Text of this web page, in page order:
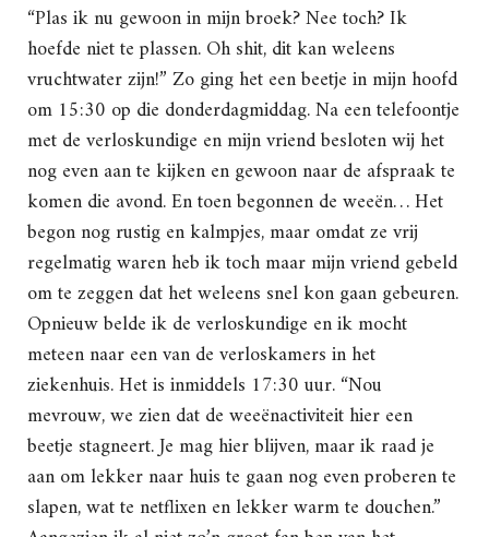
“Plas ik nu gewoon in mijn broek? Nee toch? Ik
hoefde niet te plassen. Oh shit, dit kan weleens
vruchtwater zijn!” Zo ging het een beetje in mijn hoofd
om 15:30 op die donderdagmiddag. Na een telefoontje
met de verloskundige en mijn vriend besloten wij het
nog even aan te kijken en gewoon naar de afspraak te
komen die avond. En toen begonnen de weeën… Het
begon nog rustig en kalmpjes, maar omdat ze vrij
regelmatig waren heb ik toch maar mijn vriend gebeld
om te zeggen dat het weleens snel kon gaan gebeuren.
Opnieuw belde ik de verloskundige en ik mocht
meteen naar een van de verloskamers in het
ziekenhuis. Het is inmiddels 17:30 uur. “Nou
mevrouw, we zien dat de weeënactiviteit hier een
beetje stagneert. Je mag hier blijven, maar ik raad je
aan om lekker naar huis te gaan nog even proberen te
slapen, wat te netflixen en lekker warm te douchen.”